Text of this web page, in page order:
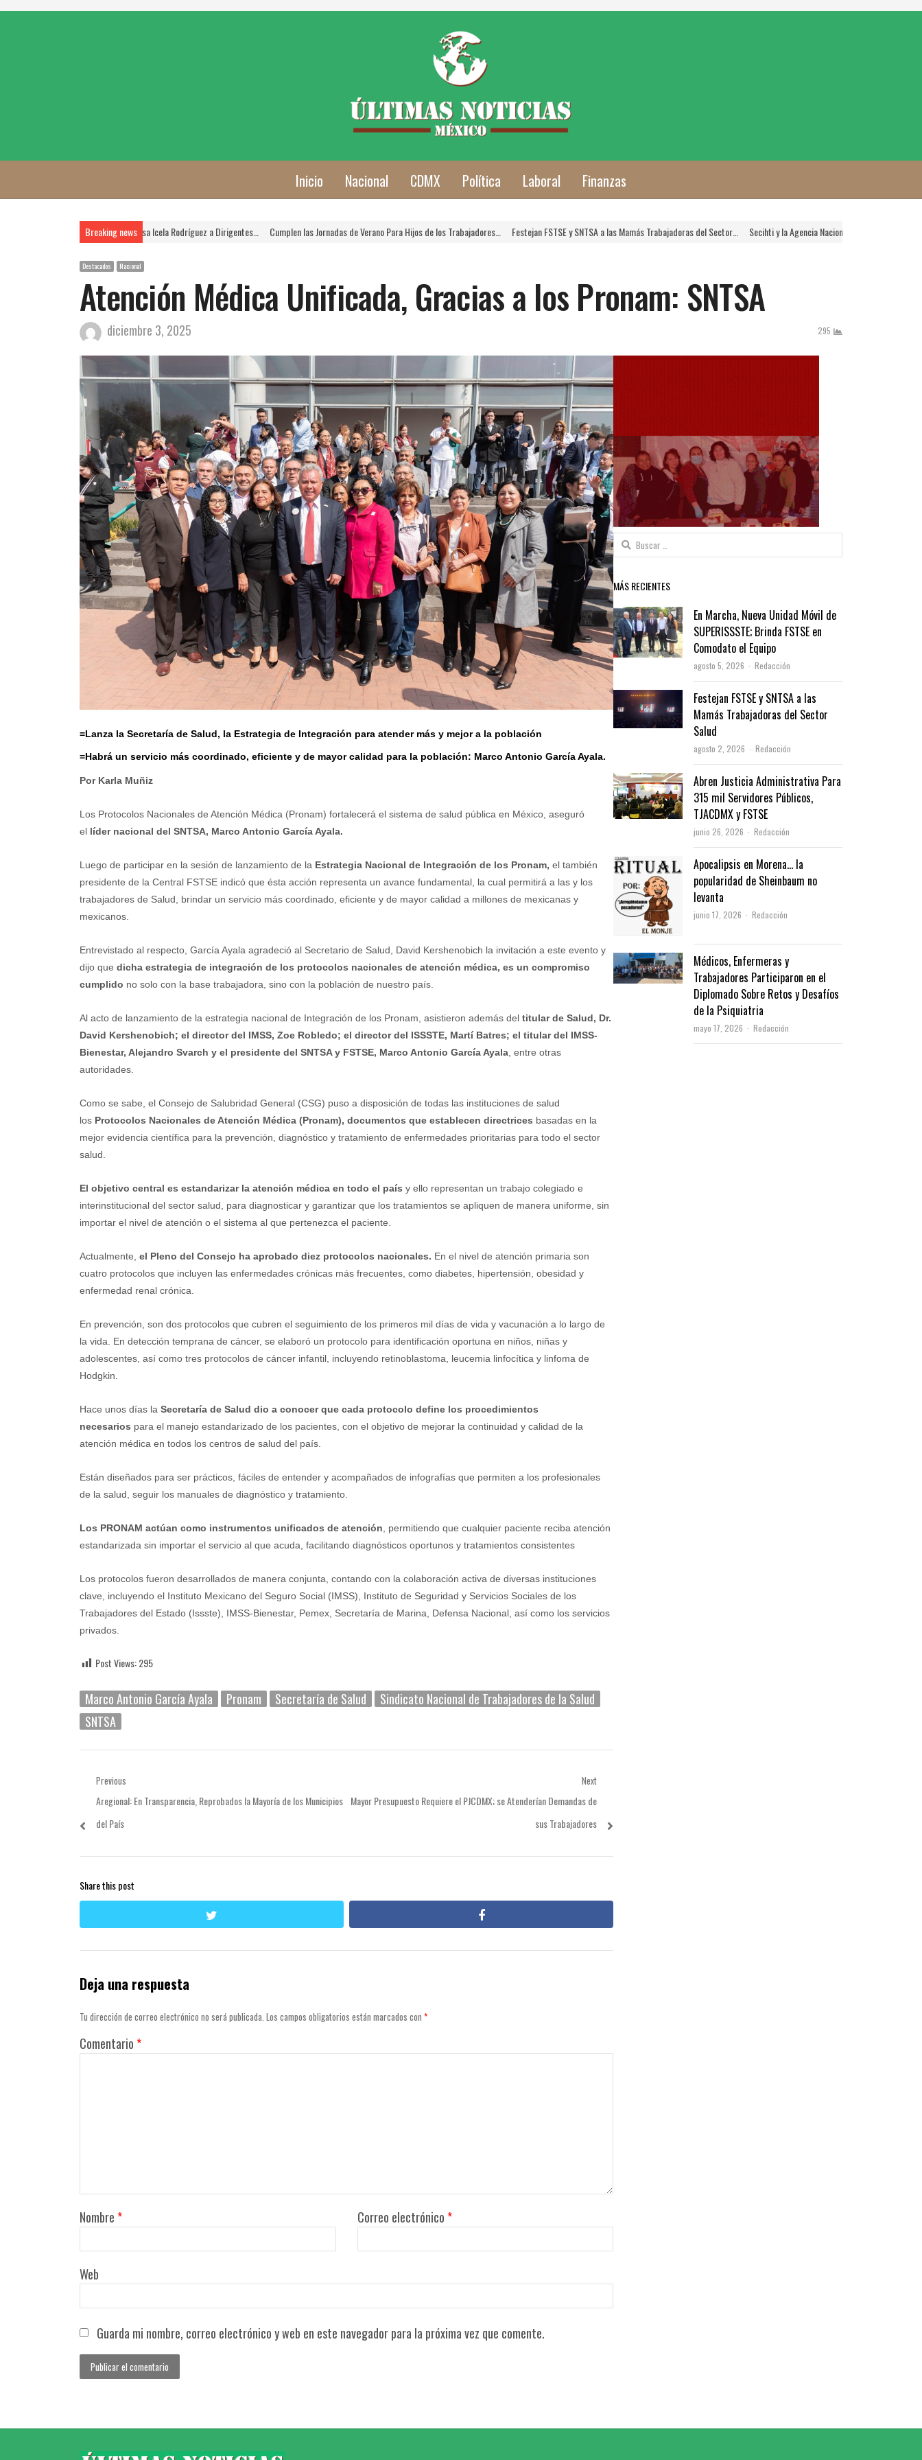
Inicio Nacional CDMX Política Laboral Finanzas
Breaking news
Prioridad, Asegura Rosa Icela Rodríguez a Dirigentes… Cumplen las Jornadas de Verano Para Hijos de los Trabajadores… Festejan FSTSE y SNTSA a las Mamás Trabajadoras del Sector… Secihti y la Agencia Nacional de Aduanas Crearán Plataforma
Destacados Nacional
Atención Médica Unificada, Gracias a los Pronam: SNTSA
diciembre 3, 2025 295
=Lanza la Secretaría de Salud, la Estrategia de Integración para atender más y mejor a la población
=Habrá un servicio más coordinado, eficiente y de mayor calidad para la población: Marco Antonio García Ayala.
Por Karla Muñiz
Los Protocolos Nacionales de Atención Médica (Pronam) fortalecerá el sistema de salud pública en México, aseguró
el líder nacional del SNTSA, Marco Antonio García Ayala.
Luego de participar en la sesión de lanzamiento de la Estrategia Nacional de Integración de los Pronam, el también
presidente de la Central FSTSE indicó que ésta acción representa un avance fundamental, la cual permitirá a las y los
trabajadores de Salud, brindar un servicio más coordinado, eficiente y de mayor calidad a millones de mexicanas y
mexicanos.
Entrevistado al respecto, García Ayala agradeció al Secretario de Salud, David Kershenobich la invitación a este evento y
dijo que dicha estrategia de integración de los protocolos nacionales de atención médica, es un compromiso
cumplido no solo con la base trabajadora, sino con la población de nuestro país.
Al acto de lanzamiento de la estrategia nacional de Integración de los Pronam, asistieron además del titular de Salud, Dr.
David Kershenobich; el director del IMSS, Zoe Robledo; el director del ISSSTE, Martí Batres; el titular del IMSS-
Bienestar, Alejandro Svarch y el presidente del SNTSA y FSTSE, Marco Antonio García Ayala , entre otras
autoridades.
Como se sabe, el Consejo de Salubridad General (CSG) puso a disposición de todas las instituciones de salud
los Protocolos Nacionales de Atención Médica (Pronam), documentos que establecen directrices basadas en la
mejor evidencia científica para la prevención, diagnóstico y tratamiento de enfermedades prioritarias para todo el sector
salud.
El objetivo central es estandarizar la atención médica en todo el país y ello representan un trabajo colegiado e
interinstitucional del sector salud, para diagnosticar y garantizar que los tratamientos se apliquen de manera uniforme, sin
importar el nivel de atención o el sistema al que pertenezca el paciente.
Actualmente, el Pleno del Consejo ha aprobado diez protocolos nacionales. En el nivel de atención primaria son
cuatro protocolos que incluyen las enfermedades crónicas más frecuentes, como diabetes, hipertensión, obesidad y
enfermedad renal crónica.
En prevención, son dos protocolos que cubren el seguimiento de los primeros mil días de vida y vacunación a lo largo de
la vida. En detección temprana de cáncer, se elaboró un protocolo para identificación oportuna en niños, niñas y
adolescentes, así como tres protocolos de cáncer infantil, incluyendo retinoblastoma, leucemia linfocítica y linfoma de
Hodgkin.
Hace unos días la Secretaría de Salud dio a conocer que cada protocolo define los procedimientos
necesarios para el manejo estandarizado de los pacientes, con el objetivo de mejorar la continuidad y calidad de la
atención médica en todos los centros de salud del país.
Están diseñados para ser prácticos, fáciles de entender y acompañados de infografías que permiten a los profesionales
de la salud, seguir los manuales de diagnóstico y tratamiento.
Los PRONAM actúan como instrumentos unificados de atención , permitiendo que cualquier paciente reciba atención
estandarizada sin importar el servicio al que acuda, facilitando diagnósticos oportunos y tratamientos consistentes
Los protocolos fueron desarrollados de manera conjunta, contando con la colaboración activa de diversas instituciones
clave, incluyendo el Instituto Mexicano del Seguro Social (IMSS), Instituto de Seguridad y Servicios Sociales de los
Trabajadores del Estado (Issste), IMSS-Bienestar, Pemex, Secretaría de Marina, Defensa Nacional, así como los servicios
privados.
Post Views:295
Marco Antonio García Ayala Pronam Secretaría de Salud
Sindicato Nacional de Trabajadores de la Salud
SNTSA
Navegación
entradas
Previous
Previous
post:
Aregional: En Transparencia, Reprobados la Mayoría de los Municipios
del País
Next
Next
Mayor Presupuesto Requiere el PJCDMX; se Atenderían Demandas de
sus Trabajadores
Share this post
facebook
Deja una respuesta
Tu dirección de correo electrónico no será publicada. Los campos obligatorios están marcados con *
Comentario *
Nombre * Correo electrónico *
Web
Guarda mi nombre, correo electrónico y web en este navegador para la próxima vez que comente.
Buscar:
MÁS RECIENTES
En Marcha, Nueva Unidad Móvil de
SUPERISSSTE; Brinda FSTSE en
Comodato el Equipo
agosto 5, 2026 Author
Redacción
Festejan FSTSE y SNTSA a las
Mamás Trabajadoras del Sector
Salud
agosto 2, 2026 Author
Redacción
Abren Justicia Administrativa Para
315 mil Servidores Públicos,
TJACDMX y FSTSE
junio 26, 2026 Author
Redacción
Apocalipsis en Morena… la
popularidad de Sheinbaum no
levanta
junio 17, 2026 Author
Redacción
Médicos, Enfermeras y
Trabajadores Participaron en el
Diplomado Sobre Retos y Desafíos
de la Psiquiatria
mayo 17, 2026 Author
Redacción